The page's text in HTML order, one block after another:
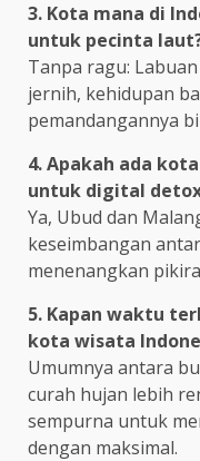
3. Kota mana di
untuk pecinta
Tanpa ragu:
jernih, kehidupan
pemandangannya
4. Apakah ada
untuk digital
Ya, Ubud dan
keseimbangan
menenangkan
5. Kapan waktu
kota wisata
Umumnya antara
curah hujan lebih
sempurna untuk
dengan maksimal.